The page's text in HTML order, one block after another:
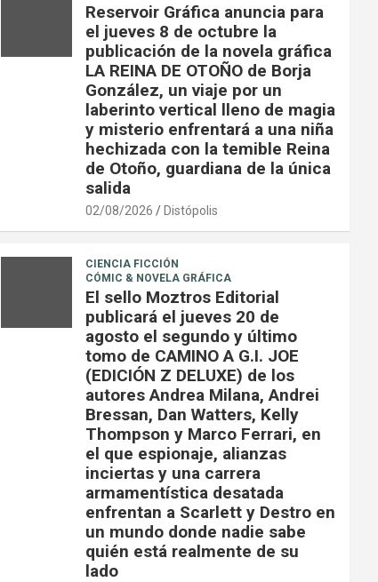
Reservoir Gráfica anuncia para
el jueves 8 de octubre la
publicación de la novela gráfica
LA REINA DE OTOÑO de Borja
González, un viaje por un
laberinto vertical lleno de magia
y misterio enfrentará a una niña
hechizada con la temible Reina
de Otoño, guardiana de la única
salida
02/08/2026 Distópolis
CIENCIA FICCIÓN
CÓMIC & NOVELA GRÁFICA
El sello Moztros Editorial
publicará el jueves 20 de
agosto el segundo y último
tomo de CAMINO A G.I. JOE
(EDICIÓN Z DELUXE) de los
autores Andrea Milana, Andrei
Bressan, Dan Watters, Kelly
Thompson y Marco Ferrari, en
el que espionaje, alianzas
inciertas y una carrera
armamentística desatada
enfrentan a Scarlett y Destro en
un mundo donde nadie sabe
quién está realmente de su
lado